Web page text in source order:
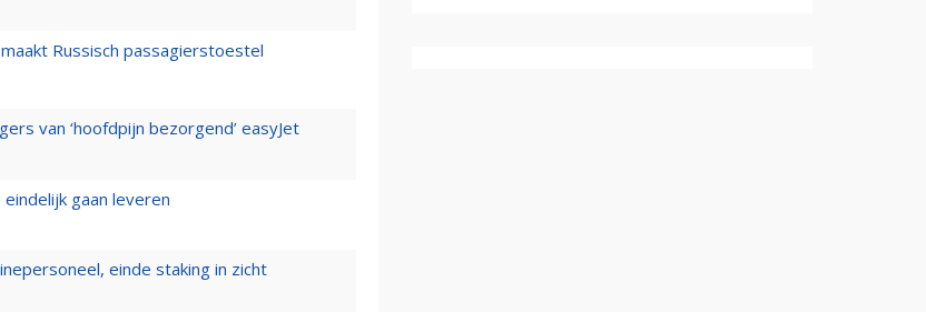
Russisch passagierstoestel
van ‘hoofdpijn bezorgend’ easyJet
gaan leveren
einde staking in zicht